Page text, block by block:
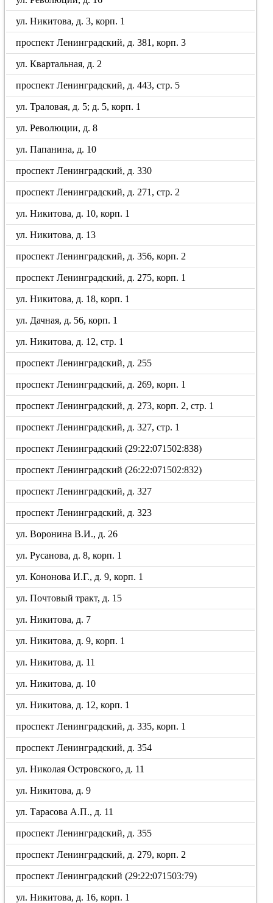
ул. Никитова, д. 3, корп. 1
проспект Ленинградский, д. 381, корп. 3
ул. Квартальная, д. 2
проспект Ленинградский, д. 443, стр. 5
ул. Траловая, д. 5; д. 5, корп. 1
ул. Революции, д. 8
ул. Папанина, д. 10
проспект Ленинградский, д. 330
проспект Ленинградский, д. 271, стр. 2
ул. Никитова, д. 10, корп. 1
ул. Никитова, д. 13
проспект Ленинградский, д. 356, корп. 2
проспект Ленинградский, д. 275, корп. 1
ул. Никитова, д. 18, корп. 1
ул. Дачная, д. 56, корп. 1
ул. Никитова, д. 12, стр. 1
проспект Ленинградский, д. 255
проспект Ленинградский, д. 269, корп. 1
проспект Ленинградский, д. 273, корп. 2, стр. 1
проспект Ленинградский, д. 327, стр. 1
проспект Ленинградский (29:22:071502:838)
проспект Ленинградский (26:22:071502:832)
проспект Ленинградский, д. 327
проспект Ленинградский, д. 323
ул. Воронина В.И., д. 26
ул. Русанова, д. 8, корп. 1
ул. Кононова И.Г., д. 9, корп. 1
ул. Почтовый тракт, д. 15
ул. Никитова, д. 7
ул. Никитова, д. 9, корп. 1
ул. Никитова, д. 11
ул. Никитова, д. 10
ул. Никитова, д. 12, корп. 1
проспект Ленинградский, д. 335, корп. 1
проспект Ленинградский, д. 354
ул. Николая Островского, д. 11
ул. Никитова, д. 9
ул. Тарасова А.П., д. 11
проспект Ленинградский, д. 355
проспект Ленинградский, д. 279, корп. 2
проспект Ленинградский (29:22:071503:79)
ул. Никитова, д. 16, корп. 1